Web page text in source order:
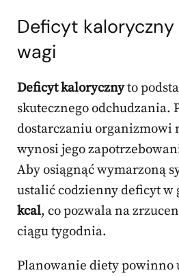
Deficyt
wagi
Deficyt kalorycznyto
skutecznego odchudzania.
dostarczaniu
wynosi jego
Aby osiągnąć wymarzoną
ustalić codzienny deficyt w
kcal, co pozwala na
ciągu tygodnia.
Planowanie diety powinno